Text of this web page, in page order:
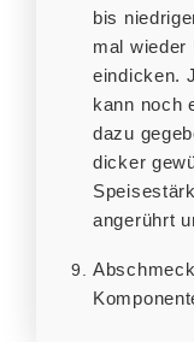
bis
mal wieder
eindicken.
kann noch
dazu
dicker
angerührt
Abschmecken und mit den anderen